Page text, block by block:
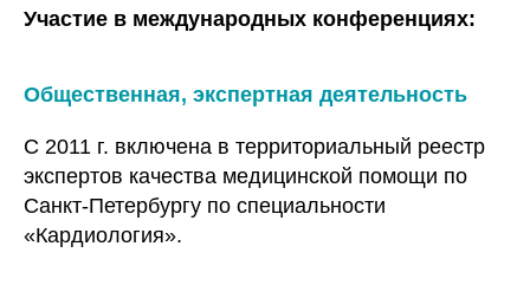
Участие в международных конференциях:
Общественная, экспертная деятельность
С 2011 г. включена в территориальный реестр
экспертов качества медицинской помощи по
Санкт-Петербургу по специальности
«Кардиология».